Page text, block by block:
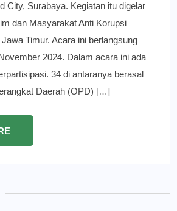
City, Surabaya. Kegiatan itu digelar
dan Masyarakat Anti Korupsi
Timur. Acara ini berlangsung
2024. Dalam acara ini ada
34 di antaranya berasal
Daerah (OPD) […]